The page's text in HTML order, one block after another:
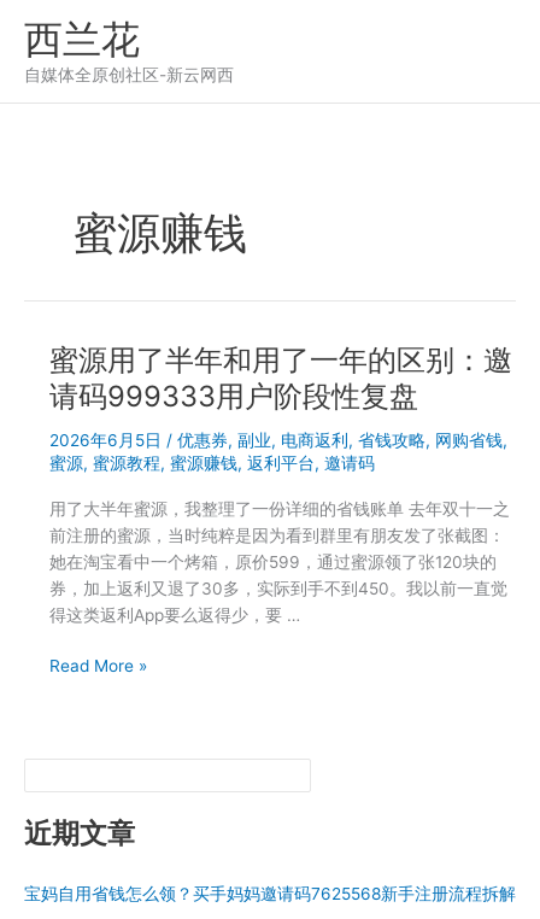
西兰花
自媒体全原创社区-新云网西
蜜源赚钱
蜜源用了半年和用了一年的区别：邀
请码999333用户阶段性复盘
2026年6月5日 / 优惠券, 副业, 电商返利 , 省钱攻略, 网购省钱,
蜜源, 蜜源教程, 蜜源赚钱, 返利平台, 邀请码
用了大半年蜜源，我整理了一份详细的省钱账单 去年双十一之
前注册的蜜源，当时纯粹是因为看到群里有朋友发了张截图：
她在淘宝看中一个烤箱，原价599，通过蜜源领了张120块的
券，加上返利又退了30多，实际到手不到450。我以前一直觉
得这类返利App要么返得少，要 …
蜜
年
和
用
一
Read More »
近期文章
宝妈自用省钱怎么领？买手妈妈邀请码7625568新手注册流程拆解